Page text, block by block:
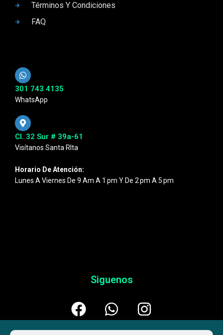
Términos Y Condiciones
FAQ
301 743 4135
WhatsApp
Cl. 32 Sur # 39a-61
Visítanos Santa RIta
Horario De Atención:
Lunes A Viernes De 9 Am A 1 Pm Y De 2 Pm A 5 Pm
Siguenos